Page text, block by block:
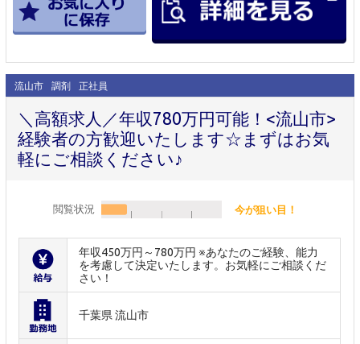
流山市 調剤 正社員
＼高額求人／年収780万円可能！<流山市>
経験者の方歓迎いたします☆まずはお気
軽にご相談ください♪
閲覧状況 今が狙い目！
年収450万円～780万円 ※あなたのご経験、能力
を考慮して決定いたします。お気軽にご相談くだ
さい！
千葉県 流山市